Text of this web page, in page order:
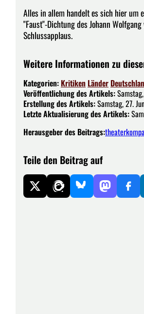
Alles in allem handelt es sich hier um
"Faust"-Dichtung des Johann
Schlussapplaus.
Weitere Informationen zu
Kategorien: Kritiken Länder
Veröffentlichung des Artikels:
Erstellung des Artikels:Samstag, 27.
Letzte Aktualisierung des Artikels:
Herausgeber des Beitrags:
Teile den Beitrag auf